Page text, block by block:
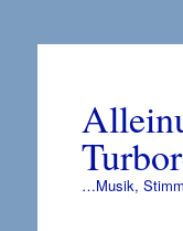
…Musik,